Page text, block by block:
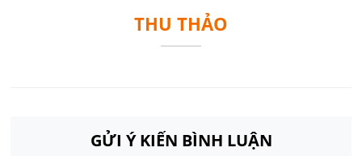
THU THẢO
GỬI Ý KIẾN BÌNH LUẬN